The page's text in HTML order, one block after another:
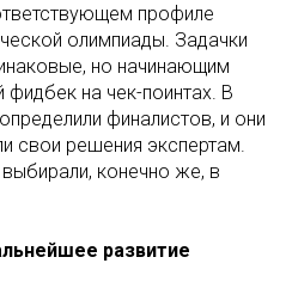
профиле
олимпиады. Задачки
но начинающим
на чек-поинтах. В
финалистов, и они
свои решения экспертам.
конечно же, в
развитие